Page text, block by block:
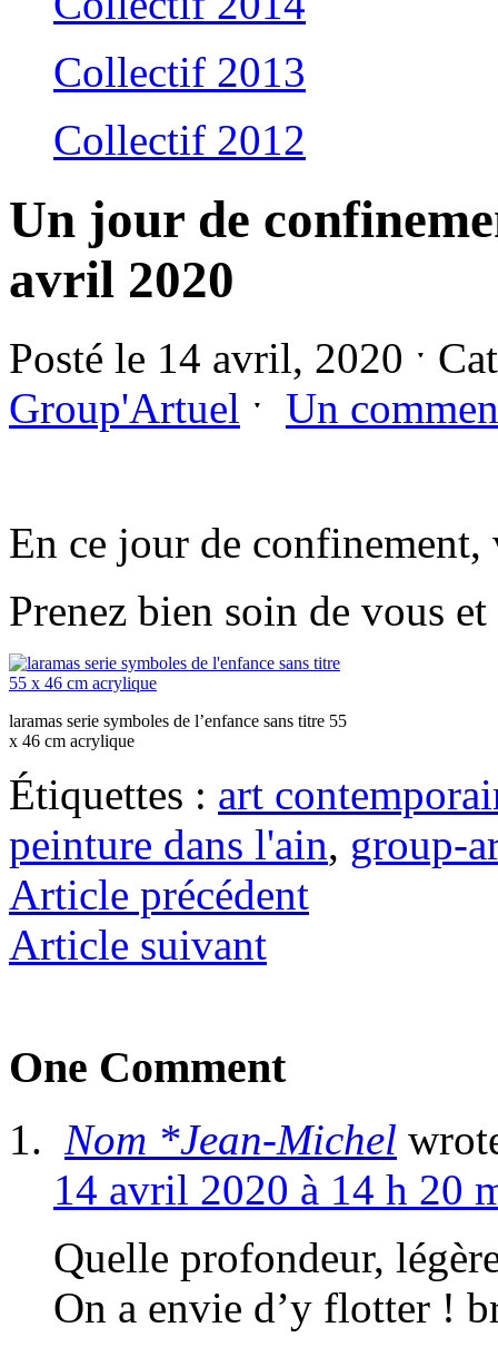
Collectif 2013
Collectif 2012
Un jour de
avril 2020
Posté le 14 avril, 2020 ˑ
Group'Artuel ˑ Un
En ce jour de
Prenez bien soin de vous
laramas serie symboles de l’enfance sans titre 55
x 46 cm acrylique
Étiquettes : art
peinture dans l'ain, group-
Article précédent
Article suivant
One Comment
Nom *Jean-Michel
14 avril 2020 à 14 h 20
Quelle profondeur,
On a envie d’y flotter !